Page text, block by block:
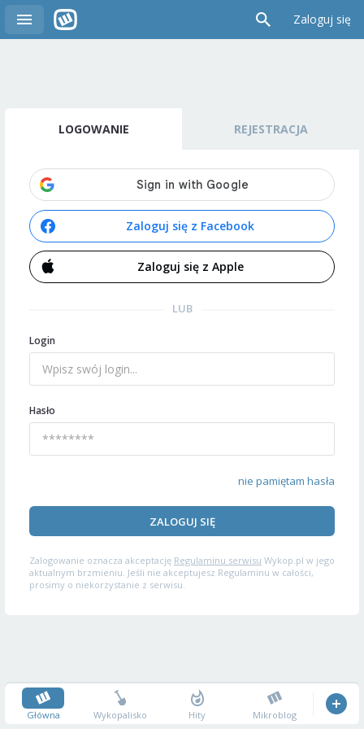
Zaloguj się
LOGOWANIE REJESTRACJA
Zaloguj się z Facebook
Zaloguj się z Apple
LUB
Login
Hasło
nie pamiętam hasła
ZALOGUJ SIĘ
Zalogowanie oznacza akceptację Regulaminu serwisu Wykop.pl w jego
aktualnym brzmieniu. Jeśli nie akceptujesz Regulaminu w całości,
prosimy o niekorzystanie z serwisu.
Główna Wykopalisko Hity Mikroblog